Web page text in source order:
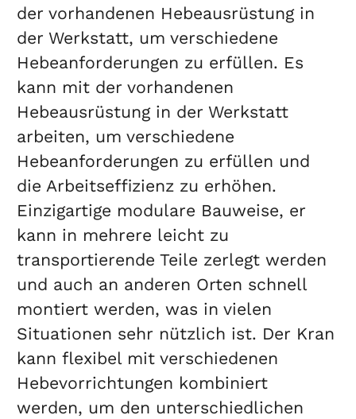
der vorhandenen Hebeausrüstung in
der Werkstatt, um verschiedene
Hebeanforderungen zu erfüllen. Es
kann mit der vorhandenen
Hebeausrüstung in der Werkstatt
arbeiten, um verschiedene
Hebeanforderungen zu erfüllen und
die Arbeitseffizienz zu erhöhen.
Einzigartige modulare Bauweise, er
kann in mehrere leicht zu
transportierende Teile zerlegt werden
und auch an anderen Orten schnell
montiert werden, was in vielen
Situationen sehr nützlich ist. Der Kran
kann flexibel mit verschiedenen
Hebevorrichtungen kombiniert
werden, um den unterschiedlichen